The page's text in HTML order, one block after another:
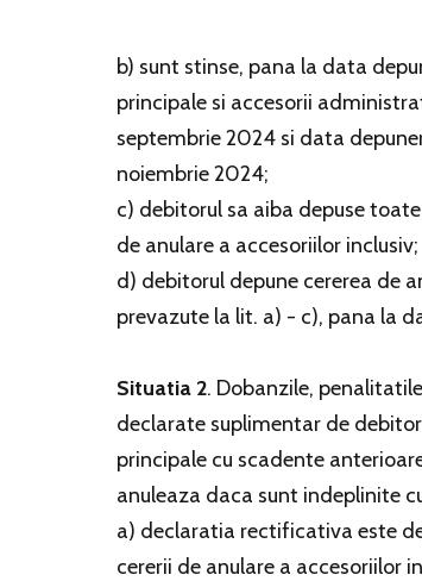
b) sunt stinse, pana la data
principale si accesorii
septembrie 2024 si data
noiembrie 2024;
c) debitorul sa aiba depuse
de anulare a accesoriilor inclusiv;
d) debitorul depune cererea de
prevazute la lit. a) - c), pana la
Situatia 2. Dobanzile,
declarate suplimentar de
principale cu scadente
anuleaza daca sunt indeplinite
a) declaratia rectificativa este
cererii de anulare a accesoriilor